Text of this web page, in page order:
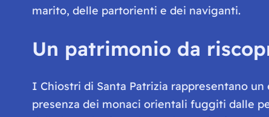
marito, delle partorienti e dei naviganti.
Un patrimonio da
I Chiostri di Santa Patrizia rappresentano
presenza dei monaci orientali fuggiti dalle